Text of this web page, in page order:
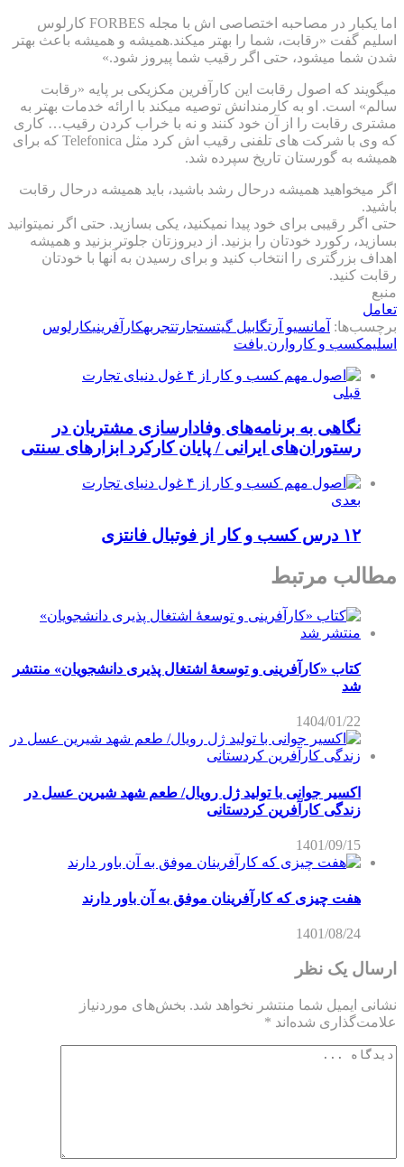
اما یکبار در مصاحبه اختصاصی اش با مجله FORBES کارلوس
اسلیم گفت «رقابت، شما را بهتر میکند.همیشه و همیشه باعث بهتر
شدن شما میشود، حتی اگر رقیب شما پیروز شود.»
میگویند که اصول رقابت این کارآفرین مکزیکی بر پایه «رقابت
سالم» است. او به کارمندانش توصیه میکند با ارائه خدمات بهتر به
مشتری رقابت را از آن خود کنند و نه با خراب کردن رقیب… کاری
که وی با شرکت های تلفنی رقیب اش کرد مثل Telefonica که برای
همیشه به گورستان تاریخ سپرده شد.
اگر میخواهید همیشه درحال رشد باشید، باید همیشه درحال رقابت
باشید.
حتی اگر رقیبی برای خود پیدا نمیکنید، یکی بسازید. حتی اگر نمیتوانید
بسازید، رکورد خودتان را بزنید. از دیروزتان جلوتر بزنید و همیشه
اهداف بزرگتری را انتخاب کنید و برای رسیدن به آنها با خودتان
رقابت کنید.
منبع
تعامل
برچسب‌ها: آمانسیو آرتگابیل گیتستجارتتجربهکارآفرینیکارلوس
اسلیمکسب و کار وارن بافت
قبلی
نگاهی به برنامه‌های وفادارسازی مشتریان در
رستوران‌های ایرانی / پایان کارکرد ابزارهای سنتی
بعدی
۱۲ درس کسب و کار از فوتبال فانتزی
مطالب مرتبط
کتاب «کارآفرینی و توسعۀ اشتغال پذیری دانشجویان» منتشر
شد
1404/01/22
اکسیر جوانی با تولید ژل رویال/ طعم شهد شیرین عسل‌ در
زندگی کارآفرین کردستانی
1401/09/15
هفت چیزی که کارآفرینان موفق به آن باور دارند
1401/08/24
ارسال یک نظر
نشانی ایمیل شما منتشر نخواهد شد. بخش‌های موردنیاز
علامت‌گذاری شده‌اند *